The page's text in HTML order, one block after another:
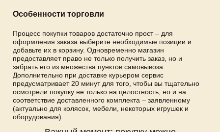
Особенности торговли
Процесс покупки товаров достаточно прост – для
оформления заказа выберите необходимые позиции и
добавьте их в корзину. Одновременно магазин
предоставляет право не только получить заказ, но и
забрать его из множества пунктов самовывоза.
Дополнительно при доставке курьером сервис
предусматривает 20 минут для того, чтобы вы тщательно
осмотрели покупку не только на целостность, но и на
соответствие доставленного комплекта – заявленному
(актуально для колясок, мебели, некоторых игрушек и
оборудования).